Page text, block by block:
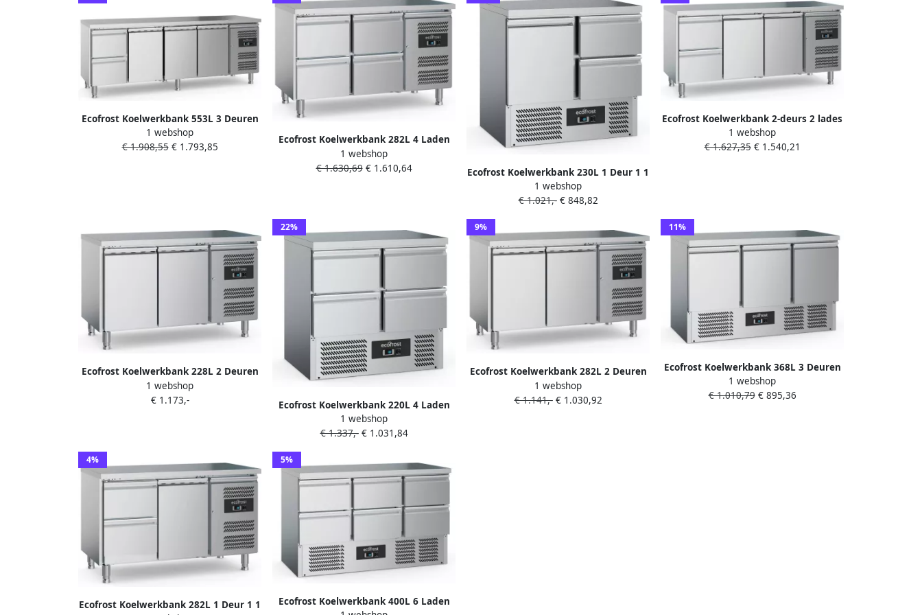
Ecofrost Koelwerkbank 553L 3 Deuren
+ 2 Laden +2°C +8°C Geforceerd
2230x700x850mm
1 webshop
€ 1.908,55€ 1.793,85
Ecofrost Koelwerkbank 282L 4 Laden
+2°C +8°C Geforceerd
1360x700x850mm
1 webshop
€ 1.630,69€ 1.610,64
Ecofrost Koelwerkbank 230L 1 Deur 1 1
GN + 2 Laden +2°C +8°C Statisch +
Ventilator 900x700x876mm
1 webshop
€ 1.021,-€ 848,82
Ecofrost Koelwerkbank 2-deurs 2 lades
417 liter 7950.5160
1 webshop
€ 1.627,35€ 1.540,21
Ecofrost Koelwerkbank 228L 2 Deuren
+2°C +8°C Geforceerd
1360x600x850mm
1 webshop
€ 1.173,-
22%
Ecofrost Koelwerkbank 220L 4 Laden
+2°C +8°C Statisch + Ventilator
900x700x876mm
1 webshop
€ 1.337,-€ 1.031,84
9%
Ecofrost Koelwerkbank 282L 2 Deuren
1 1 GN +2°C +8°C Geforceerd
1360x700x850mm
1 webshop
€ 1.141,-€ 1.030,92
11%
Ecofrost Koelwerkbank 368L 3 Deuren
1 1 GN +2°C +8°C Statisch + Ventilator
1365x700x876mm
1 webshop
€ 1.010,79€ 895,36
4%
Ecofrost Koelwerkbank 282L 1 Deur 1 1
5%
Ecofrost Koelwerkbank 400L 6 Laden